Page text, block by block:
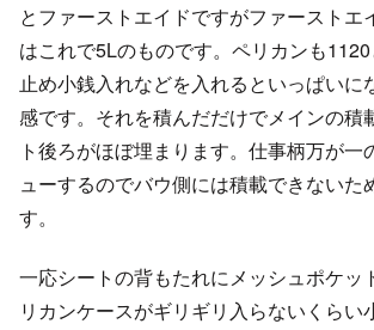
とファーストエイドですがファーストエ
はこれで5Lのものです。ペリカンも
止め小銭入れなどを入れるといっぱいに
感です。それを積んだだけでメインの積
ト後ろがほぼ埋まります。仕事柄万が一
ューするのでバウ側には積載できないた
す。
一応シートの背もたれにメッシュポケッ
リカンケースがギリギリ入らないくらい